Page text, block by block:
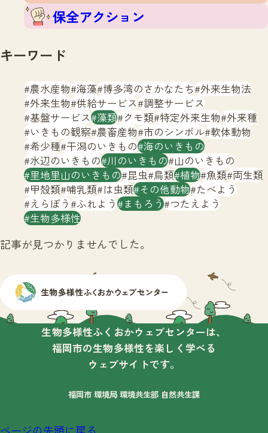
文字サイズ 小 中 大
ふくおかいきものマップ
マッチングTOP
掲載申し込みフォーム
生物多様性ふくおかウェブセンターとは
サイトマップ
保全アクション
キーワード
農水産物 海藻 博多湾のさかなたち 外来生物法
外来生物 供給サービス 調整サービス
基盤サービス 藻類 クモ類 特定外来生物 外来種
いきもの観察 農畜産物 市のシンボル 軟体動物
希少種 干潟のいきもの 海のいきもの
水辺のいきもの 川のいきもの 山のいきもの
里地里山のいきもの 昆虫 鳥類 植物 魚類 両生類
甲殻類 哺乳類 は虫類 その他動物 たべよう
えらぼう ふれよう まもろう つたえよう
生物多様性
記事が見つかりませんでした。
生物多様性ふくおかウェブセンターは、
福岡市の生物多様性を楽しく学べる
ウェブサイトです。
福岡市 環境局 環境共生部 自然共生課